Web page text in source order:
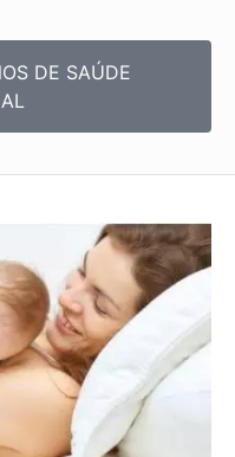
DE SAÚDE